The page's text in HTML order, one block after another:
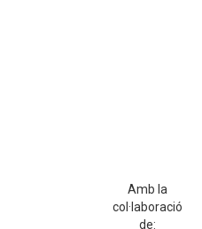
Amb la
col·laboració
de: